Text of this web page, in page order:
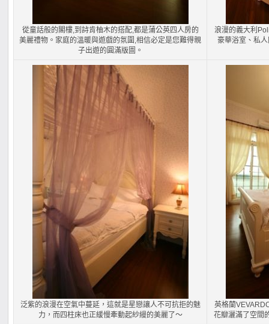
從童話般的閣樓,到詩肯柚木的搭配,都是蒲公英四人房的
美麗禮物。家庭的溫暖與遊戲的氛圍,相信必定是您難得親
子出遊的圓滿版圖。
浪漫的義大利
豪華浴室、私
泛紫的浪漫在空氣中蔓延，這就是星戀讓人不可抗拒的魅
力，而四柱床也正緩慢牽動起紗縵的美麗了～
英格蘭
花瓣灑滿了空間